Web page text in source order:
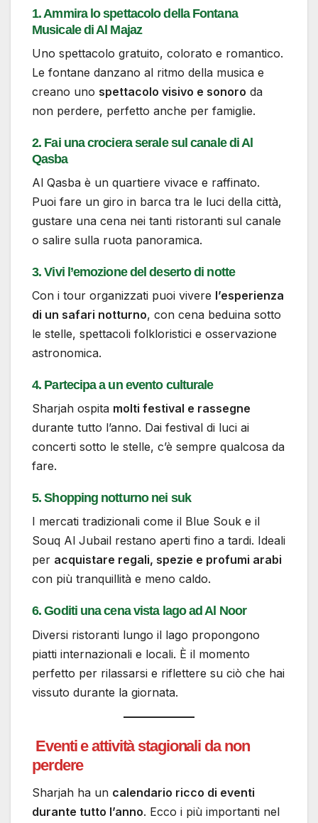
1. Ammira lo spettacolo della Fontana
Musicale di Al Majaz
Uno spettacolo gratuito, colorato e romantico.
Le fontane danzano al ritmo della musica e
creano uno spettacolo visivo e sonoro da
non perdere, perfetto anche per famiglie.
2. Fai una crociera serale sul canale di Al
Qasba
Al Qasba è un quartiere vivace e raffinato.
Puoi fare un giro in barca tra le luci della città,
gustare una cena nei tanti ristoranti sul canale
o salire sulla ruota panoramica.
3. Vivi l’emozione del deserto di notte
Con i tour organizzati puoi vivere l’esperienza
di un safari notturno, con cena beduina sotto
le stelle, spettacoli folkloristici e osservazione
astronomica.
4. Partecipa a un evento culturale
Sharjah ospita molti festival e rassegne
durante tutto l’anno. Dai festival di luci ai
concerti sotto le stelle, c’è sempre qualcosa da
fare.
5. Shopping notturno nei suk
I mercati tradizionali come il Blue Souk e il
Souq Al Jubail restano aperti fino a tardi. Ideali
per acquistare regali, spezie e profumi arabi
con più tranquillità e meno caldo.
6. Goditi una cena vista lago ad Al Noor
Diversi ristoranti lungo il lago propongono
piatti internazionali e locali. È il momento
perfetto per rilassarsi e riflettere su ciò che hai
vissuto durante la giornata.
Eventi e attività stagionali da non
perdere
Sharjah ha un calendario ricco di eventi
durante tutto l’anno. Ecco i più importanti nel